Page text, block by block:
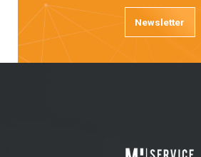
Newsletter